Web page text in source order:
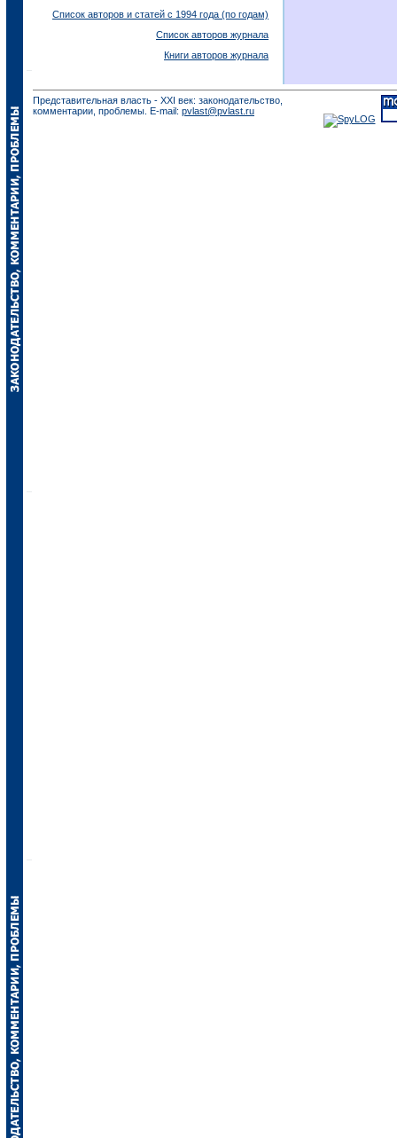
Список авторов и статей с 1994 года (по годам)
Список авторов журнала
Книги авторов журнала
Представительная власть - XXI век: законодательство,
комментарии, проблемы. E-mail: pvlast@pvlast.ru